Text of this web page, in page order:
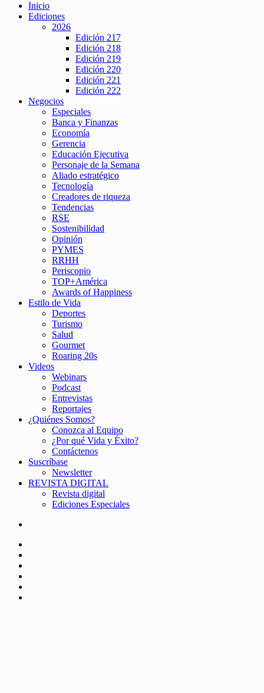
Inicio
Ediciones
2026
Edición 217
Edición 218
Edición 219
Edición 220
Edición 221
Edición 222
Negocios
Especiales
Banca y Finanzas
Economía
Gerencia
Educación Ejecutiva
Personaje de la Semana
Aliado estratégico
Tecnología
Creadores de riqueza
Tendencias
RSE
Sostenibilidad
Opinión
PYMES
RRHH
Periscopio
TOP+América
Awards of Happiness
Estilo de Vida
Deportes
Turismo
Salud
Gourmet
Roaring 20s
Videos
Webinars
Podcast
Entrevistas
Reportajes
¿Quiénes Somos?
Conozca al Equipo
¿Por qué Vida y Éxito?
Contáctenos
Suscríbase
Newsletter
REVISTA DIGITAL
Revista digital
Ediciones Especiales